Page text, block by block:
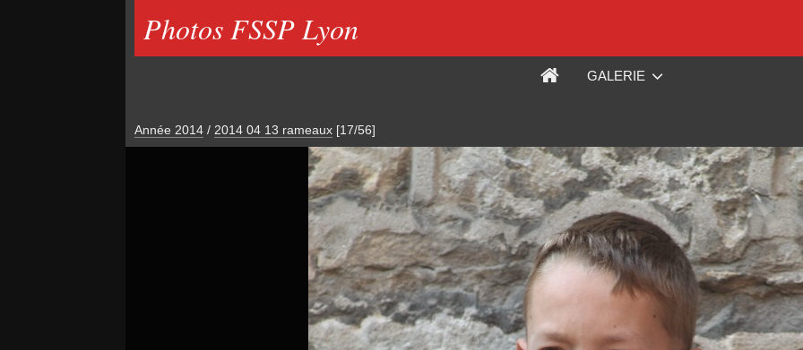
Photos FSSP Lyon
GALERIE
Année 2014 / 2014 04 13 rameaux [17/56]